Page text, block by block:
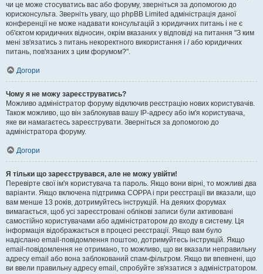
чи це може стосуватись вас або форуму, зверніться за допомогою до
юрисконсульта. Зверніть увагу, що phpBB Limited адміністрація даної
конференції не може надавати консультацій з юридичних питань і не є
об'єктом юридичних відносин, окрім вказаних у відповіді на питання "З ким
мені зв'язатись з питань некоректного використання і / або юридичних
питань, пов'язаних з цим форумом?".
Догори
Чому я не можу зареєструватись?
Можливо адміністратор форуму відключив реєстрацію нових користувачів.
Також можливо, що він заблокував вашу IP-адресу або ім'я користувача,
яке ви намагаєтесь зареєструвати. Зверніться за допомогою до
адміністратора форуму.
Догори
Я тільки що зареєструвався, але не можу увійти!
Перевірте свої ім'я користувача та пароль. Якщо вони вірні, то можливі два
варіанти. Якщо включена підтримка COPPA і при реєстрації ви вказали, що
вам менше 13 років, дотримуйтесь інструкцій. На деяких форумах
вимагається, щоб усі зареєстровані облікові записи були активовані
самостійно користувачами або адміністратором до входу в систему. Ця
інформація відображається в процесі реєстрації. Якщо вам було
надіслано email-повідомлення поштою, дотримуйтесь інструкцій. Якщо
email-повідомлення не отримано, то можливо, що ви вказали неправильну
адресу email або вона заблокований спам-фільтром. Якщо ви впевнені, що
ви ввели правильну адресу email, спробуйте зв'язатися з адміністратором.